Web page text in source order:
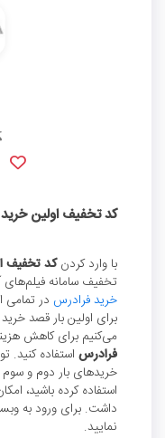
کد تخفیف اولین
با وارد کردنکد تخفیف
تخفیف سامانه
خرید فرادرس در تمامی
برای اولین بار قصد
می‌کنیم برای کاهش
فرادرساستفاده کنید.
خریدهای بار دوم و سوم
استفاده کرده باشید،
داشت. برای ورود به
نمایید.